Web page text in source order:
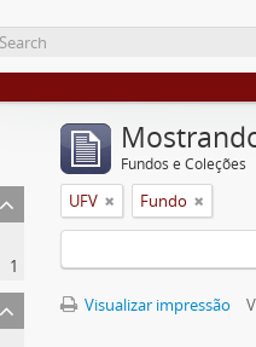
1
Fundos e Coleções
UFV Fundo
Visualizar impressão